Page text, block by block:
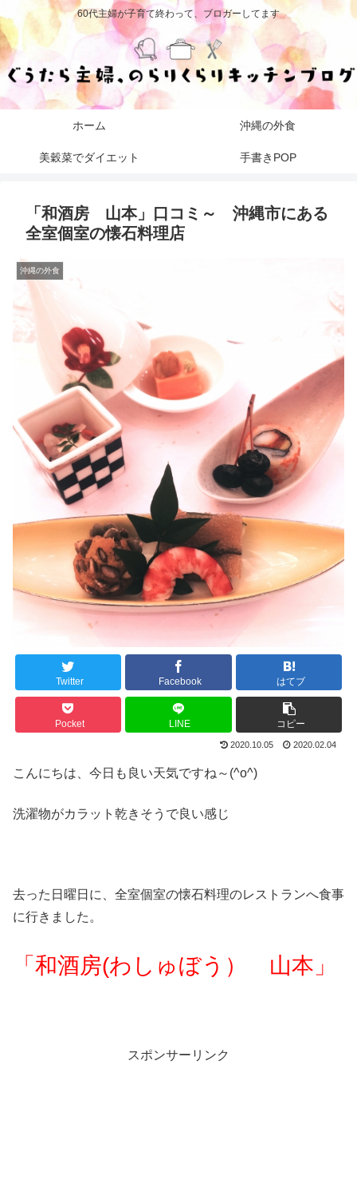
60代主婦が子育て終わって、ブロガーしてます
ホーム 沖縄の外食
美穀菜でダイエット 手書きPOP
「和酒房 山本」口コミ～ 沖縄市にある
全室個室の懐石料理店
沖縄の外食
Twitter Facebook はてブ
Pocket LINE コピー
2020.10.05 2020.02.04
こんにちは、今日も良い天気ですね～(^o^)
洗濯物がカラット乾きそうで良い感じ
去った日曜日に、全室個室の懐石料理のレストランへ食事
に行きました。
「和酒房(わしゅぼう） 山本」
スポンサーリンク